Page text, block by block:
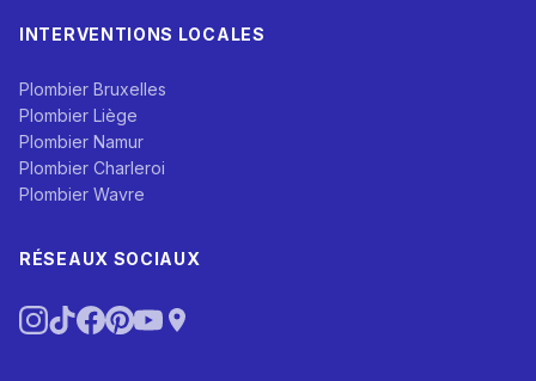
INTERVENTIONS LOCALES
Plombier Bruxelles
Plombier Liège
Plombier Namur
Plombier Charleroi
Plombier Wavre
RÉSEAUX SOCIAUX